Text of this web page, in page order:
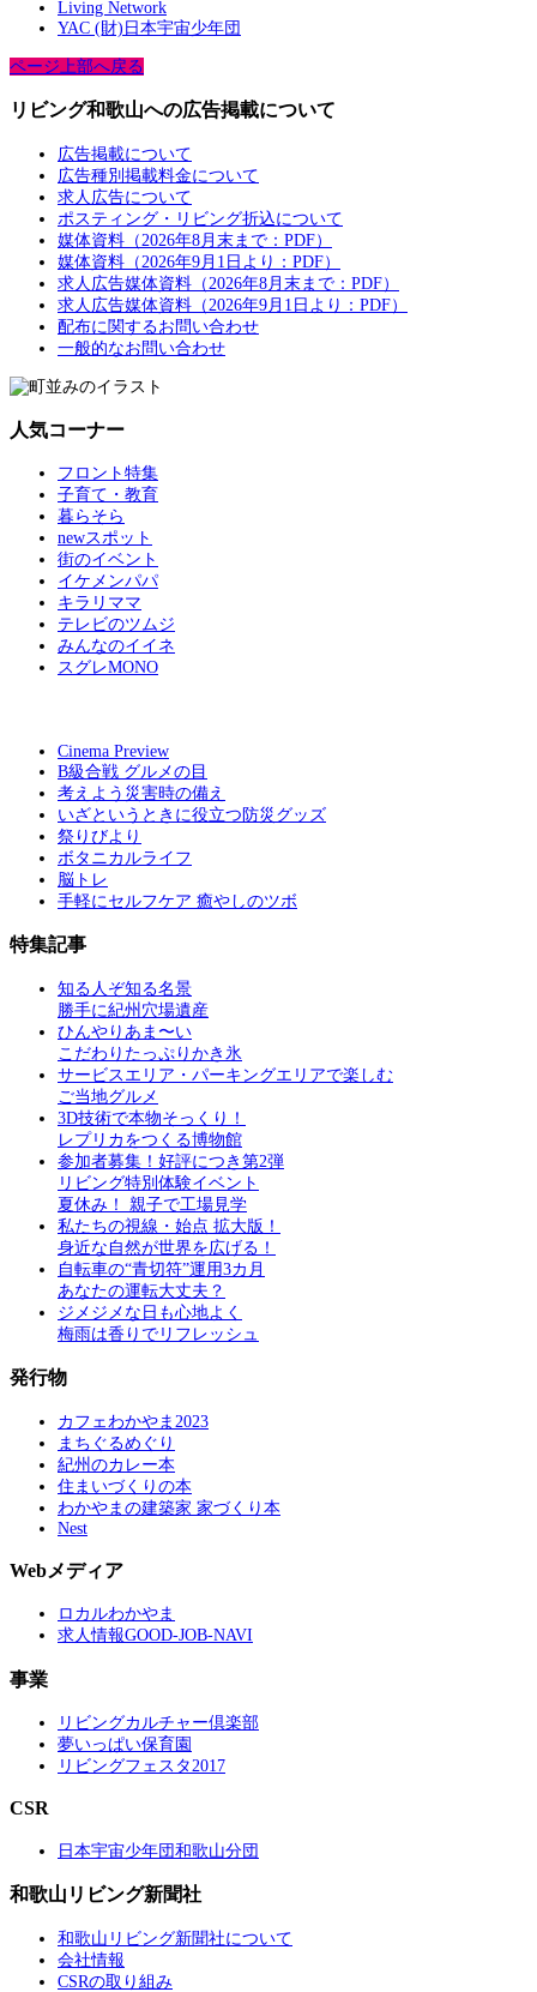
Living Network
YAC (財)日本宇宙少年団
ページ上部へ戻る
リビング和歌山への広告掲載について
広告掲載について
広告種別掲載料金について
求人広告について
ポスティング・リビング折込について
媒体資料（2026年8月末まで：PDF）
媒体資料（2026年9月1日より：PDF）
求人広告媒体資料（2026年8月末まで：PDF）
求人広告媒体資料（2026年9月1日より：PDF）
配布に関するお問い合わせ
一般的なお問い合わせ
人気コーナー
フロント特集
子育て・教育
暮らそら
newスポット
街のイベント
イケメンパパ
キラリママ
テレビのツムジ
みんなのイイネ
スグレMONO
Cinema Preview
B級合戦 グルメの目
考えよう災害時の備え
いざというときに役立つ防災グッズ
祭りびより
ボタニカルライフ
脳トレ
手軽にセルフケア 癒やしのツボ
特集記事
知る人ぞ知る名景
勝手に紀州穴場遺産
ひんやりあま〜い
こだわりたっぷりかき氷
サービスエリア・パーキングエリアで楽しむ
ご当地グルメ
3D技術で本物そっくり！
レプリカをつくる博物館
参加者募集！好評につき第2弾
リビング特別体験イベント
夏休み！ 親子で工場見学
私たちの視線・始点 拡大版！
身近な自然が世界を広げる！
自転車の“青切符”運用3カ月
あなたの運転大丈夫？
ジメジメな日も心地よく
梅雨は香りでリフレッシュ
発行物
カフェわかやま2023
まちぐるめぐり
紀州のカレー本
住まいづくりの本
わかやまの建築家 家づくり本
Nest
Webメディア
ロカルわかやま
求人情報GOOD-JOB-NAVI
事業
リビングカルチャー倶楽部
夢いっぱい保育園
リビングフェスタ2017
CSR
日本宇宙少年団和歌山分団
和歌山リビング新聞社
和歌山リビング新聞社について
会社情報
CSRの取り組み